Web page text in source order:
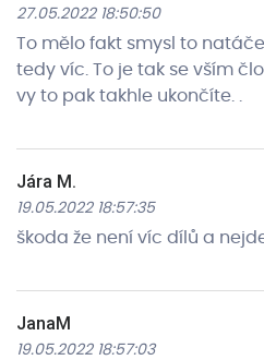
27.05.2022 18:50:50
To mělo fakt smysl to
tedy víc. To je tak se vším
vy to pak takhle ukončíte. .
Jára M.
19.05.2022 18:57:35
škoda že není víc dílů a
JanaM
19.05.2022 18:57:03